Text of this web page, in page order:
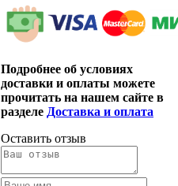
Подробнее об условиях
доставки и оплаты можете
прочитать на нашем сайте в
разделе Доставка и оплата
Оставить отзыв